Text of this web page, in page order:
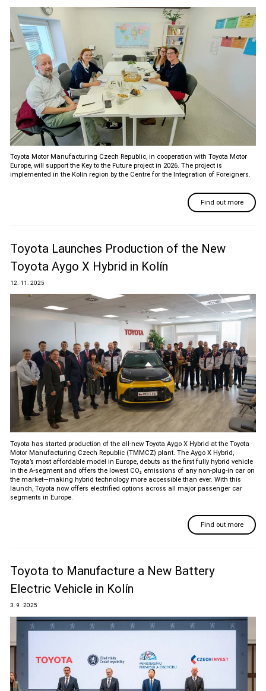
Toyota Motor Manufacturing Czech Republic, in cooperation with Toyota Motor
Europe, will support the Key to the Future project in 2026. The project is
implemented in the Kolín region by the Centre for the Integration of Foreigners.
Find out more
Toyota Launches Production of the New
Toyota Aygo X Hybrid in Kolín
12. 11. 2025
Toyota has started production of the all-new Toyota Aygo X Hybrid at the Toyota
Motor Manufacturing Czech Republic (TMMCZ) plant. The Aygo X Hybrid,
Toyota’s most affordable model in Europe, debuts as the first fully hybrid vehicle
in the A-segment and offers the lowest CO₂ emissions of any non-plug-in car on
the market—making hybrid technology more accessible than ever. With this
launch, Toyota now offers electrified options across all major passenger car
segments in Europe.
Find out more
Toyota to Manufacture a New Battery
Electric Vehicle in Kolín
3. 9. 2025